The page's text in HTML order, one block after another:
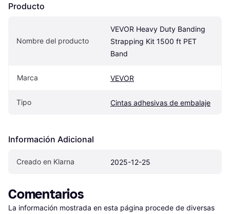
Producto
Nombre del producto
VEVOR Heavy Duty Banding
Strapping Kit 1500 ft PET
Band
Marca VEVOR
Tipo Cintas adhesivas de embalaje
Información Adicional
Creado en Klarna 2025-12-25
Comentarios
La información mostrada en esta página procede de diversas